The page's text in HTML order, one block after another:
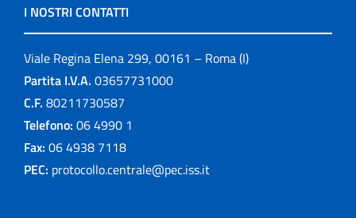
I NOSTRI CONTATTI
Viale Regina Elena 299, 00161 – Roma (I)
Partita I.V.A. 03657731000
C.F. 80211730587
Telefono: 06 4990 1
Fax: 06 4938 7118
PEC: protocollo.centrale@pec.iss.it